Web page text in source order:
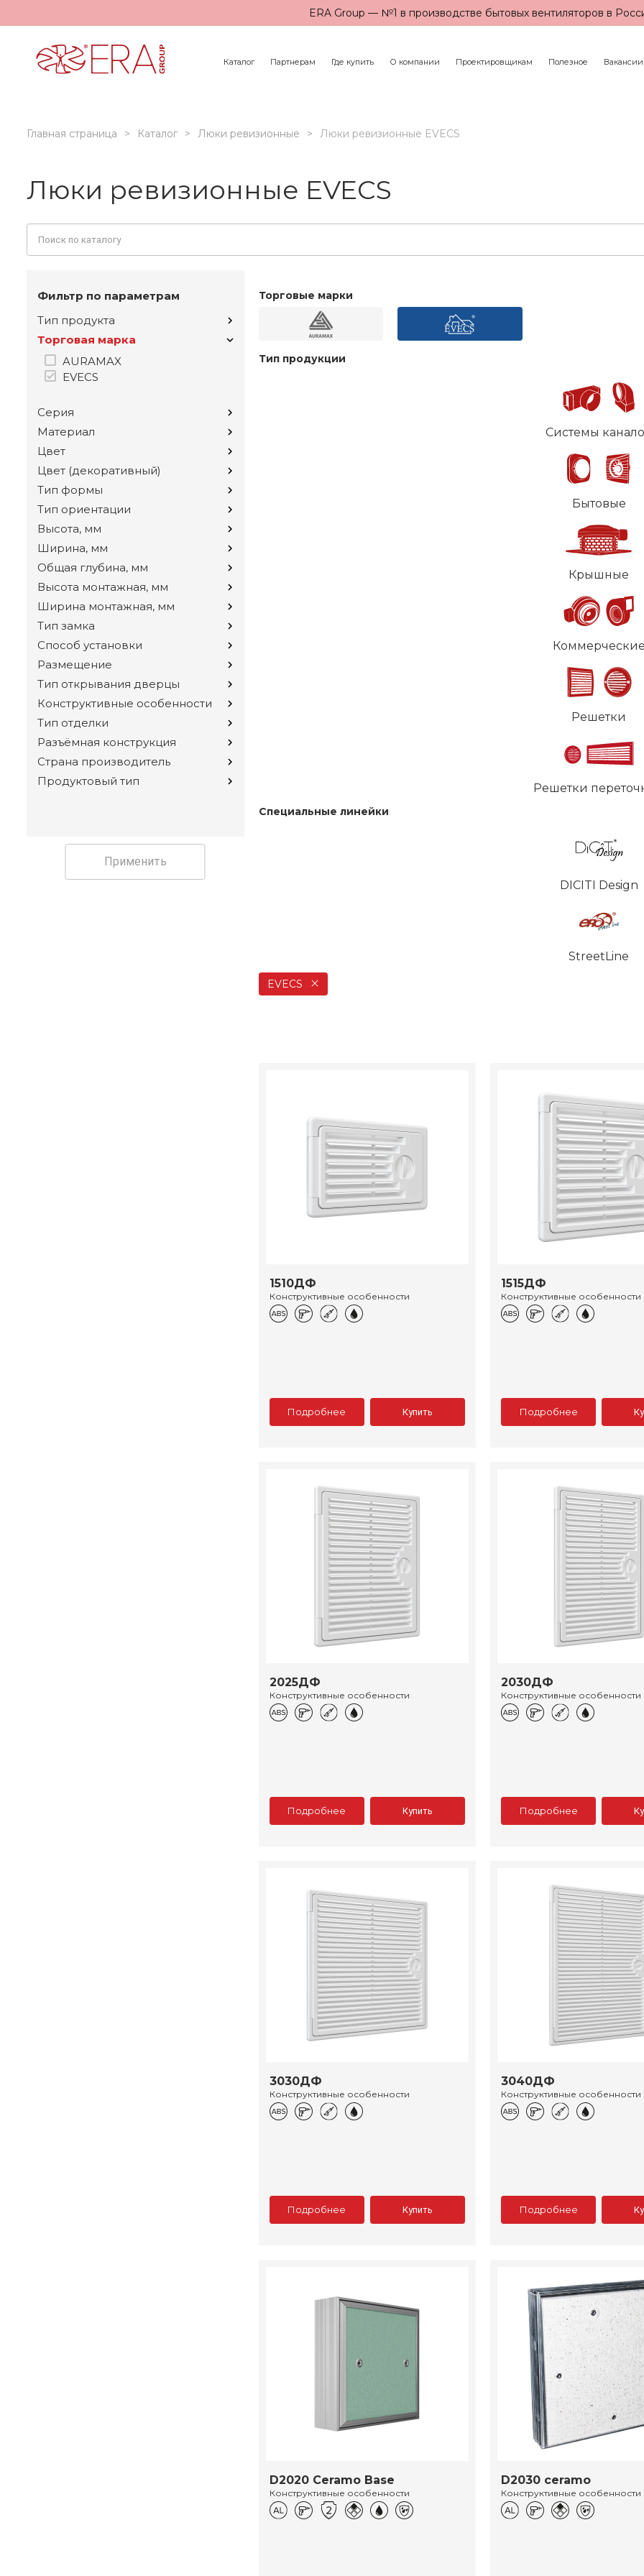
ERA Group — №1 в производстве бытовых вентиляторов в
Каталог Партнерам Где купить О компании Проектировщикам Полезное Вакансии
Главная страница Каталог Люки ревизионные Люки ревизионные EVECS
Люки ревизионные EVECS
Фильтр по параметрам
Тип продукта
Торговая марка
AURAMAX
EVECS
Серия
Материал
Цвет
Цвет (декоративный)
Тип формы
Тип ориентации
Высота, мм
Ширина, мм
Общая глубина, мм
Высота монтажная, мм
Ширина монтажная, мм
Тип замка
Способ установки
Размещение
Тип открывания дверцы
Конструктивные особенности
Тип отделки
Разъёмная конструкция
Страна производитель
Продуктовый тип
Применить
Торговые марки
Тип продукции
Системы
Бытовые
Крышные
Коммерческие
Решетки
Решетки
Специальные линейки
DICITI Design
StreetLine
EVECS
1510ДФ
Конструктивные особенности
Подробнее Купить
1515ДФ
Конструктивные особенности
Подробнее
2025ДФ
Конструктивные особенности
Подробнее Купить
2030ДФ
Конструктивные особенности
Подробнее
3030ДФ
Конструктивные особенности
Подробнее Купить
3040ДФ
Конструктивные особенности
Подробнее
D2020 Ceramo Base
Конструктивные особенности
D2030 ceramo
Конструктивные особенности